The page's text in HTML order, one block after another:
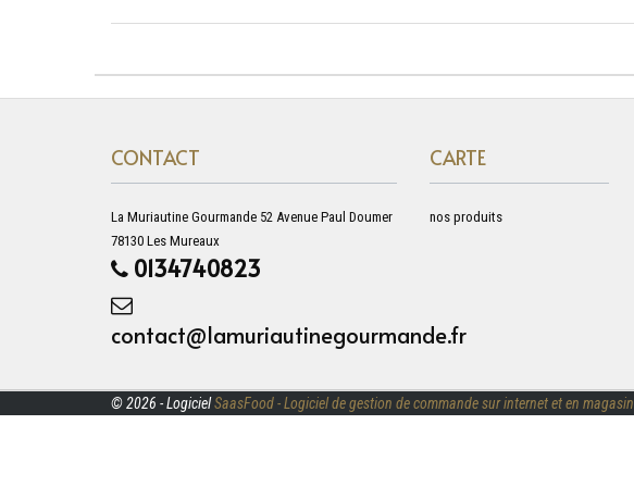
CONTACT
La Muriautine Gourmande 52 Avenue Paul Doumer
78130 Les Mureaux
0134740823
contact@lamuriautinegourmande.fr
CARTE
nos produits
© 2026 - LogicielSaasFood - Logiciel de gestion de commande sur internet et en magasin